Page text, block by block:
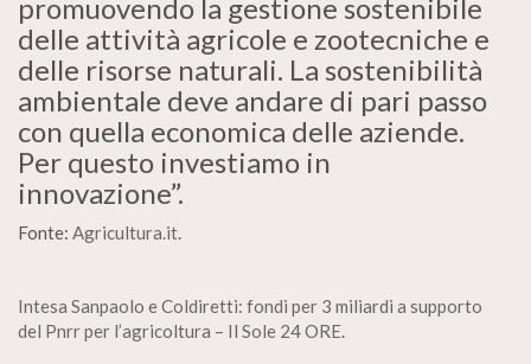
promuovendo la gestione sostenibile
delle attività agricole e zootecniche e
delle risorse naturali. La sostenibilità
ambientale deve andare di pari passo
con quella economica delle aziende.
Per questo investiamo in
innovazione”.
Fonte: Agricultura.it.
Intesa Sanpaolo e Coldiretti: fondi per 3 miliardi a supporto
del Pnrr per l’agricoltura – Il Sole 24 ORE.